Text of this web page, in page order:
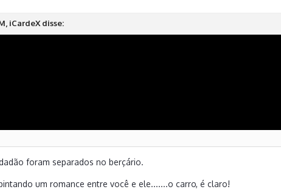
iCardeX disse:
foram separados no berçário.
um romance entre você e ele.......o carro, é claro!